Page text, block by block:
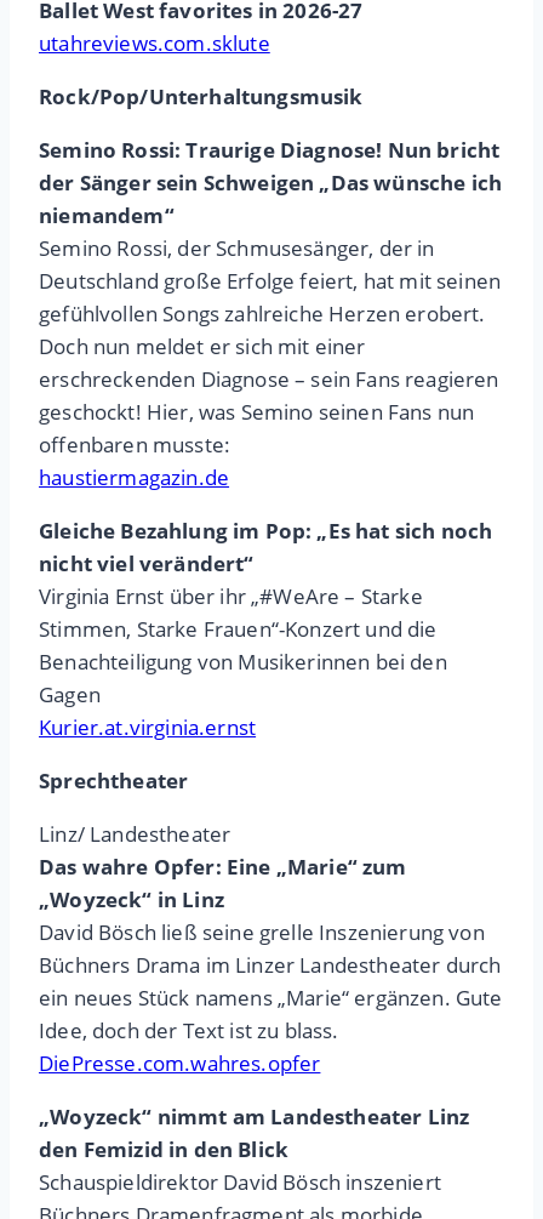
Ballet West favorites in 2026-27
utahreviews.com.sklute
Rock/Pop/Unterhaltungsmusik
Semino Rossi: Traurige Diagnose! Nun bricht
der Sänger sein Schweigen „Das wünsche ich
niemandem“
Semino Rossi, der Schmusesänger, der in
Deutschland große Erfolge feiert, hat mit seinen
gefühlvollen Songs zahlreiche Herzen erobert.
Doch nun meldet er sich mit einer
erschreckenden Diagnose – sein Fans reagieren
geschockt! Hier, was Semino seinen Fans nun
offenbaren musste:
haustiermagazin.de
Gleiche Bezahlung im Pop: „Es hat sich noch
nicht viel verändert“
Virginia Ernst über ihr „#WeAre – Starke
Stimmen, Starke Frauen“-Konzert und die
Benachteiligung von Musikerinnen bei den
Gagen
Kurier.at.virginia.ernst
Sprechtheater
Linz/ Landestheater
Das wahre Opfer: Eine „Marie“ zum
„Woyzeck“ in Linz
David Bösch ließ seine grelle Inszenierung von
Büchners Drama im Linzer Landestheater durch
ein neues Stück namens „Marie“ ergänzen. Gute
Idee, doch der Text ist zu blass.
DiePresse.com.wahres.opfer
„Woyzeck“ nimmt am Landestheater Linz
den Femizid in den Blick
Schauspieldirektor David Bösch inszeniert